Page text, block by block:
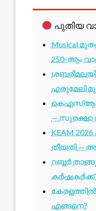
പുതിയ
Musical
250-ആം
എരുമേലി
— സുരക്ഷാ
KEAM
തീയതി —
റബ്ബർ
എങ്ങനെ?